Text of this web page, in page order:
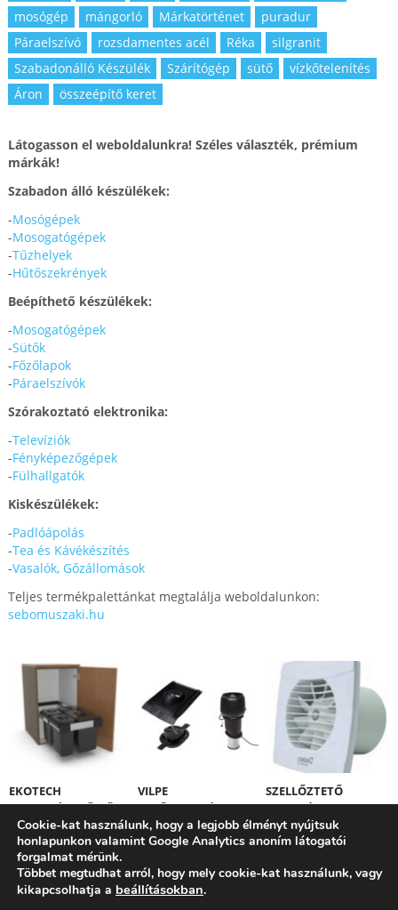
mosógép
mángorló Márkatörténet
puradur
Páraelszívó
rozsdamentes acél Réka
silgranit
Szabadonálló Készülék
Szárítógép sütő
vízkőtelenítés
Áron
összeépítő keret
Látogasson el weboldalunkra! Széles választék, prémium
márkák!
Szabadon álló készülékek:
-Mosógépek
-Mosogatógépek
-Tűzhelyek
-Hűtőszekrények
Beépíthető készülékek:
-Mosogatógépek
-Sütők
-Főzőlapok
-Páraelszívók
Szórakoztató elektronika:
-Televíziók
-Fényképezőgépek
-Fülhallgatók
Kiskészülékek:
-Padlóápolás
-Tea és Kávékészítés
-Vasalók, Gőzállomások
Teljes termékpalettánkat megtalálja weboldalunkon:
sebomuszaki.hu
EKOTECH
HULLADÉKGYŰJTŐK
VILPE
TETŐVENTILÁTOROK
SZELLŐZTETŐ
VENTILÁTORT
VÁSÁROLT ÉS NEM
SZÍV? NEM A
A HIBA!
Cookie-kat használunk, hogy a legjobb élményt nyújtsuk
honlapunkon valamint Google Analytics anoním látogatói
forgalmat mérünk.
Többet megtudhat arról, hogy mely cookie-kat használunk, vagy
kikapcsolhatja a beállításokban.